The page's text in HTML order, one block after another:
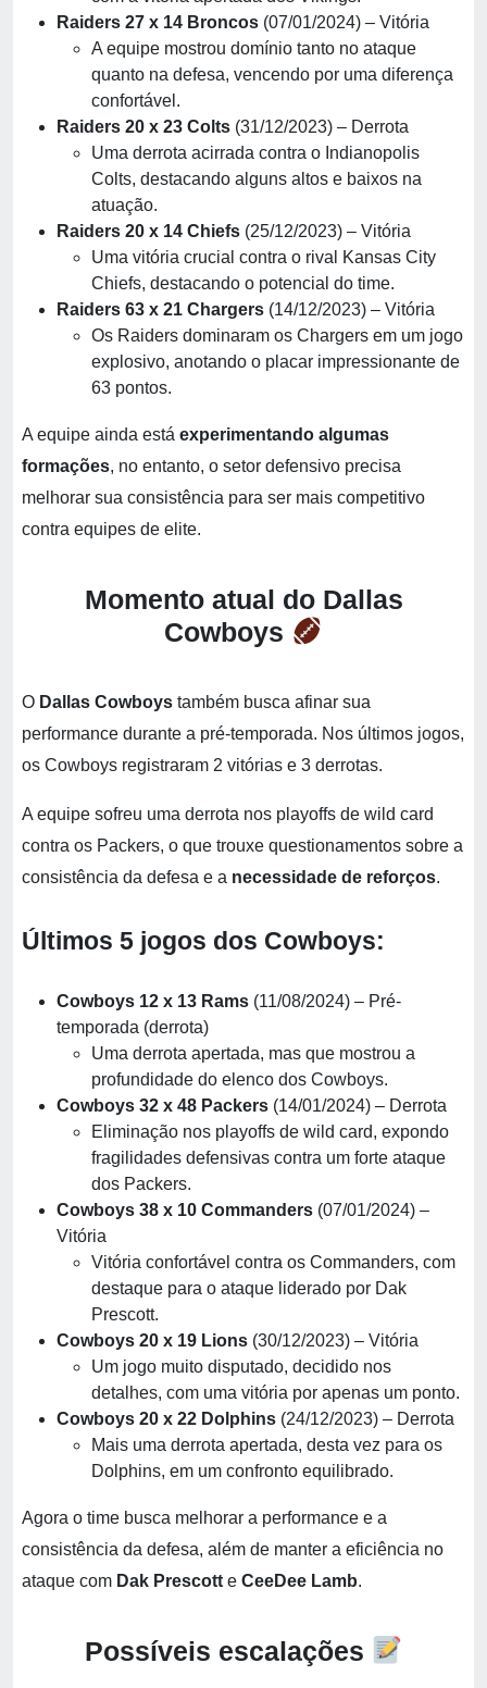
Raiders 27 x 14 Broncos (07/01/2024) – Vitória
A equipe mostrou domínio tanto no ataque
quanto na defesa, vencendo por uma diferença
confortável.
Raiders 20 x 23 Colts (31/12/2023) – Derrota
Uma derrota acirrada contra o Indianopolis
Colts, destacando alguns altos e baixos na
atuação.
Raiders 20 x 14 Chiefs (25/12/2023) – Vitória
Uma vitória crucial contra o rival Kansas City
Chiefs, destacando o potencial do time.
Raiders 63 x 21 Chargers (14/12/2023) – Vitória
Os Raiders dominaram os Chargers em um jogo
explosivo, anotando o placar impressionante de
63 pontos.
A equipe ainda está experimentando algumas
formações, no entanto, o setor defensivo precisa
melhorar sua consistência para ser mais competitivo
contra equipes de elite.
Momento atual do Dallas
Cowboys
O Dallas Cowboys também busca afinar sua
performance durante a pré-temporada. Nos últimos jogos,
os Cowboys registraram 2 vitórias e 3 derrotas.
A equipe sofreu uma derrota nos playoffs de wild card
contra os Packers, o que trouxe questionamentos sobre a
consistência da defesa e a necessidade de reforços.
Últimos 5 jogos dos Cowboys:
Cowboys 12 x 13 Rams (11/08/2024) – Pré-
temporada (derrota)
Uma derrota apertada, mas que mostrou a
profundidade do elenco dos Cowboys.
Cowboys 32 x 48 Packers (14/01/2024) – Derrota
Eliminação nos playoffs de wild card, expondo
fragilidades defensivas contra um forte ataque
dos Packers.
Cowboys 38 x 10 Commanders (07/01/2024) –
Vitória
Vitória confortável contra os Commanders, com
destaque para o ataque liderado por Dak
Prescott.
Cowboys 20 x 19 Lions (30/12/2023) – Vitória
Um jogo muito disputado, decidido nos
detalhes, com uma vitória por apenas um ponto.
Cowboys 20 x 22 Dolphins (24/12/2023) – Derrota
Mais uma derrota apertada, desta vez para os
Dolphins, em um confronto equilibrado.
Agora o time busca melhorar a performance e a
consistência da defesa, além de manter a eficiência no
ataque com Dak Prescott e CeeDee Lamb.
Possíveis escalações